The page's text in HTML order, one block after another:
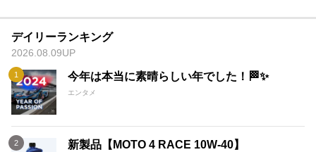
デイリーランキング
2026.08.09UP
今年は本当に素晴らしい年でした！🏁✨
エンタメ
新製品【MOTO 4 RACE 10W-40】